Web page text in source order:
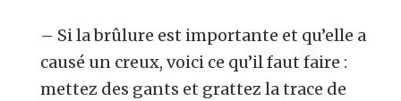
– Si la brûlure est importante et qu’elle a
causé un creux, voici ce qu’il faut faire :
mettez des gants et grattez la trace de